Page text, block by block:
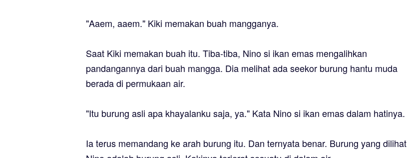
"Aaem, aaem." Kiki memakan buah mangganya.
Saat Kiki memakan buah itu. Tiba-tiba, Nino si ikan emas mengalihkan
pandangannya dari buah mangga. Dia melihat ada seekor burung hantu muda
berada di permukaan air.
"Itu burung asli apa khayalanku saja, ya." Kata Nino si ikan emas dalam hatinya.
Ia terus memandang ke arah burung itu. Dan ternyata benar. Burung yang dilihat